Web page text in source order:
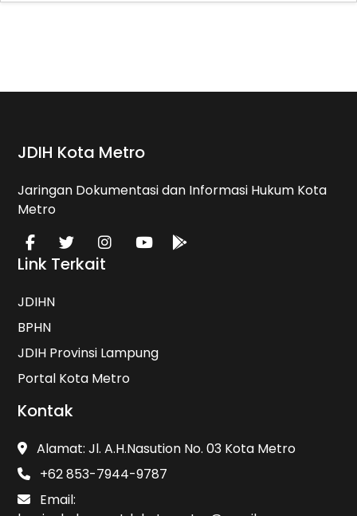
JDIH Kota Metro
Jaringan Dokumentasi dan Informasi Hukum Kota
Metro
Link Terkait
JDIHN
BPHN
JDIH Provinsi Lampung
Portal Kota Metro
Kontak
Alamat: Jl. A.H.Nasution No. 03 Kota Metro
+62 853-7944-9787
Email: